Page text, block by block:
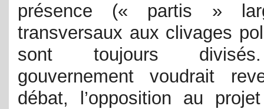
présence (« partis »
transversaux aux clivages
sont toujours
gouvernement voudrait
débat, l’opposition au